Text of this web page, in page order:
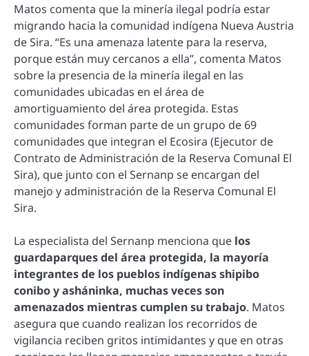
Matos comenta que la minería ilegal podría estar
migrando hacia la comunidad indígena Nueva Austria
de Sira. “Es una amenaza latente para la reserva,
porque están muy cercanos a ella”, comenta Matos
sobre la presencia de la minería ilegal en las
comunidades ubicadas en el área de
amortiguamiento del área protegida. Estas
comunidades forman parte de un grupo de 69
comunidades que integran el Ecosira (Ejecutor de
Contrato de Administración de la Reserva Comunal El
Sira), que junto con el Sernanp se encargan del
manejo y administración de la Reserva Comunal El
Sira.
La especialista del Sernanp menciona que los
guardaparques del área protegida, la mayoría
integrantes de los pueblos indígenas shipibo
conibo y asháninka, muchas veces son
amenazados mientras cumplen su trabajo. Matos
asegura que cuando realizan los recorridos de
vigilancia reciben gritos intimidantes y que en otras